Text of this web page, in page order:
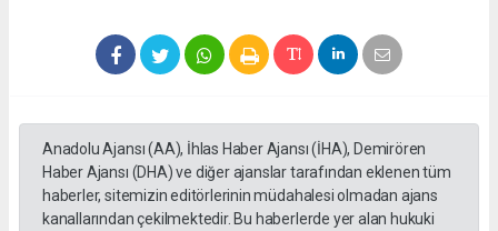
Anadolu Ajansı (AA), İhlas Haber Ajansı (İHA), Demirören
Haber Ajansı (DHA) ve diğer ajanslar tarafından eklenen tüm
haberler, sitemizin editörlerinin müdahalesi olmadan ajans
kanallarından çekilmektedir. Bu haberlerde yer alan hukuki